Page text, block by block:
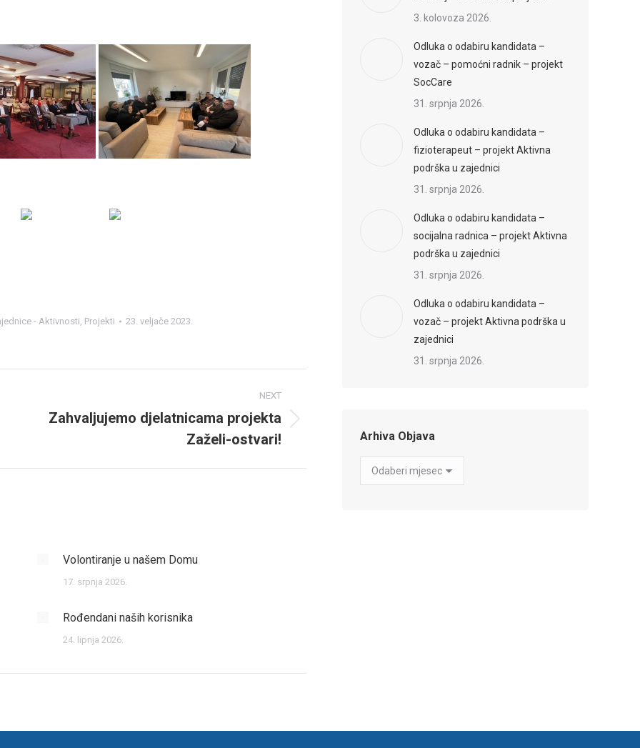
- Aktivnosti, Projekti 23. veljače 2023.
NEXT
Next
Zahvaljujemo djelatnicama projekta
Zaželi-ostvari!
Volontiranje u našem Domu
17. srpnja 2026.
Rođendani naših korisnika
24. lipnja 2026.
3. kolovoza 2026.
Odluka o odabiru kandidata –
vozač – pomoćni radnik – projekt
SocCare
31. srpnja 2026.
Odluka o odabiru kandidata –
fizioterapeut – projekt Aktivna
podrška u zajednici
31. srpnja 2026.
Odluka o odabiru kandidata –
socijalna radnica – projekt Aktivna
podrška u zajednici
31. srpnja 2026.
Odluka o odabiru kandidata –
vozač – projekt Aktivna podrška u
zajednici
31. srpnja 2026.
Arhiva Objava
Arhiva
Objava